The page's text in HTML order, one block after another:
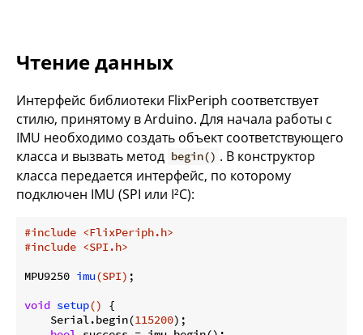
Чтение данных
Интерфейс библиотеки FlixPeriph соответствует
стилю, принятому в Arduino. Для начала работы с
IMU необходимо создать объект соответствующего
класса и вызвать метод begin() . В конструктор
класса передается интерфейс, по которому
подключен IMU (SPI или I²C):
#include <FlixPeriph.h>
#include <SPI.h>
MPU9250 imu(SPI) ;
void setup()
{
    Serial.begin(
115200);